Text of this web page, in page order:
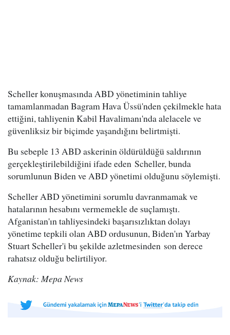
Scheller konuşmasında ABD yönetiminin tahliye
tamamlanmadan Bagram Hava Üssü'nden çekilmekle hata
ettiğini, tahliyenin Kabil Havalimanı'nda alelacele ve
güvenliksiz bir biçimde yaşandığını belirtmişti.
Bu sebeple 13 ABD askerinin öldürüldüğü saldırının
gerçekleştirilebildiğini ifade eden Scheller, bunda
sorumlunun Biden ve ABD yönetimi olduğunu söylemişti.
Scheller ABD yönetimini sorumlu davranmamak ve
hatalarının hesabını vermemekle de suçlamıştı.
Afganistan'ın tahliyesindeki başarısızlıktan dolayı
yönetime tepkili olan ABD ordusunun, Biden'ın Yarbay
Stuart Scheller'i bu şekilde azletmesinden son derece
rahatsız olduğu belirtiliyor.
Kaynak: Mepa News